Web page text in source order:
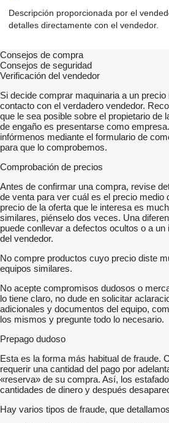
Descripción proporcionada por el
detalles directamente con el vendedor.
Consejos de compra
Consejos de seguridad
Verificación del vendedor
Si decide comprar maquinaria a un precio
contacto con el verdadero vendedor.
que le sea posible sobre el propietario de
de engaño es presentarse como
infórmenos mediante el formulario de
para que lo comprobemos.
Comprobación de precios
Antes de confirmar una compra, revise
de venta para ver cuál es el precio medio
precio de la oferta que le interesa es
similares, piénselo dos veces. Una
puede conllevar a defectos ocultos o a un
del vendedor.
No compre productos cuyo precio diste
equipos similares.
No acepte compromisos dudosos o
lo tiene claro, no dude en solicitar
adicionales y documentos del equipo,
los mismos y pregunte todo lo necesario.
Prepago dudoso
Esta es la forma más habitual de fraude.
requerir una cantidad del pago por
«reserva» de su compra. Así, los
cantidades de dinero y después
Hay varios tipos de fraude, que